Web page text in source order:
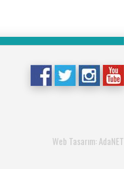
Web Tasarım: AdaNET